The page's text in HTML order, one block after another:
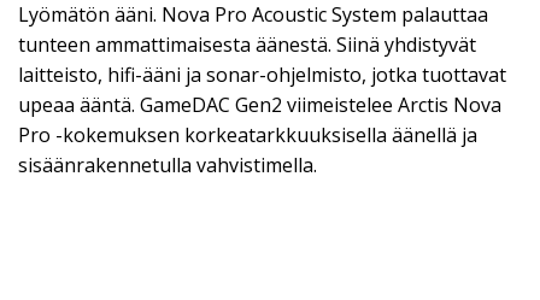
Lyömätön ääni. Nova Pro Acoustic System palauttaa
tunteen ammattimaisesta äänestä. Siinä yhdistyvät
laitteisto, hifi-ääni ja sonar-ohjelmisto, jotka tuottavat
upeaa ääntä. GameDAC Gen2 viimeistelee Arctis Nova
Pro -kokemuksen korkeatarkkuuksisella äänellä ja
sisäänrakennetulla vahvistimella.